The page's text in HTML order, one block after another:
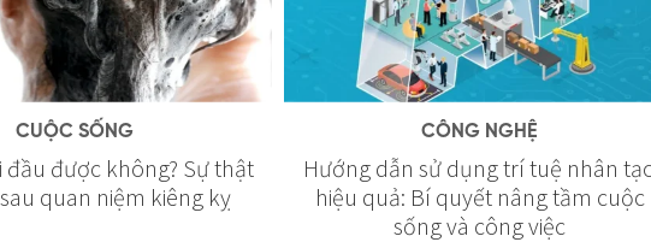
CUỘC SỐNG
đầu được không? Sự thật
quan niệm kiêng kỵ
CÔNG NGHỆ
Hướng dẫn sử dụng trí tuệ nhân
hiệu quả: Bí quyết nâng tầm cuộc
sống và công việc